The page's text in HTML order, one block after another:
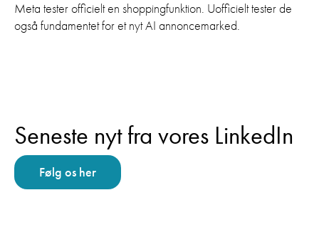
Meta tester officielt en shoppingfunktion. Uofficielt tester de
også fundamentet for et nyt AI annoncemarked.
Seneste nyt fra vores LinkedIn
Følg os her